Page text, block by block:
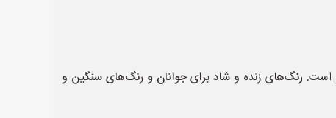
رنگ‌های زنده و شاد برای جوانان و رنگ‌های سنگین و